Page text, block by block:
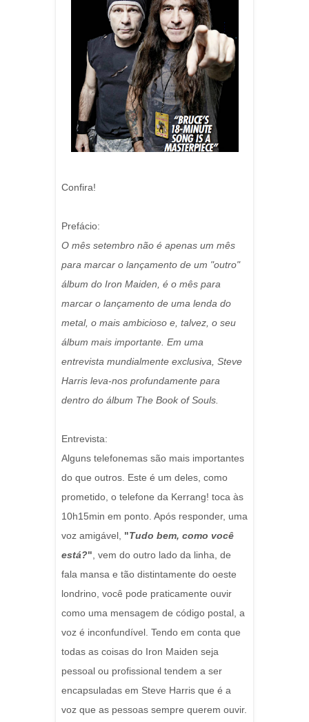
Confira!
Prefácio:
O mês setembro não é apenas um mês
para marcar o lançamento de um "outro"
álbum do Iron Maiden, é o mês para
marcar o lançamento de uma lenda do
metal, o mais ambicioso e, talvez, o seu
álbum mais importante. Em uma
entrevista mundialmente exclusiva, Steve
Harris leva-nos profundamente para
dentro do álbum The Book of Souls.
Entrevista:
Alguns telefonemas são mais importantes
do que outros. Este é um deles, como
prometido, o telefone da Kerrang! toca às
10h15min em ponto. Após responder, uma
voz amigável, "Tudo bem, como você
está?" , vem do outro lado da linha, de
fala mansa e tão distintamente do oeste
londrino, você pode praticamente ouvir
como uma mensagem de código postal, a
voz é inconfundível. Tendo em conta que
todas as coisas do Iron Maiden seja
pessoal ou profissional tendem a ser
encapsuladas em Steve Harris que é a
voz que as pessoas sempre querem ouvir.